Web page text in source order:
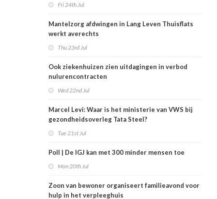
Fri 24th Jul
Mantelzorg afdwingen in Lang Leven Thuisflats
werkt averechts
Thu 23rd Jul
Ook ziekenhuizen zien uitdagingen in verbod
nulurencontracten
Wed 22nd Jul
Marcel Levi: Waar is het ministerie van VWS bij
gezondheidsoverleg Tata Steel?
Tue 21st Jul
Poll | De IGJ kan met 300 minder mensen toe
Mon 20th Jul
Zoon van bewoner organiseert familieavond voor
hulp in het verpleeghuis